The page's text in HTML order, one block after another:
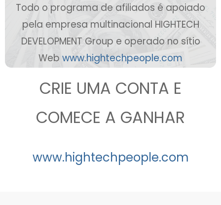
Todo o programa de afiliados é apoiado
pela empresa multinacional HIGHTECH
DEVELOPMENT Group e operado no sítio
Web www.hightechpeople.com
CRIE UMA CONTA E
COMECE A GANHAR
www.hightechpeople.com